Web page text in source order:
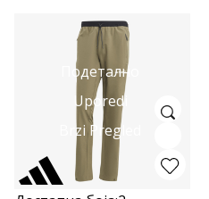
Подетално
Uporedi
Brzi Pregled